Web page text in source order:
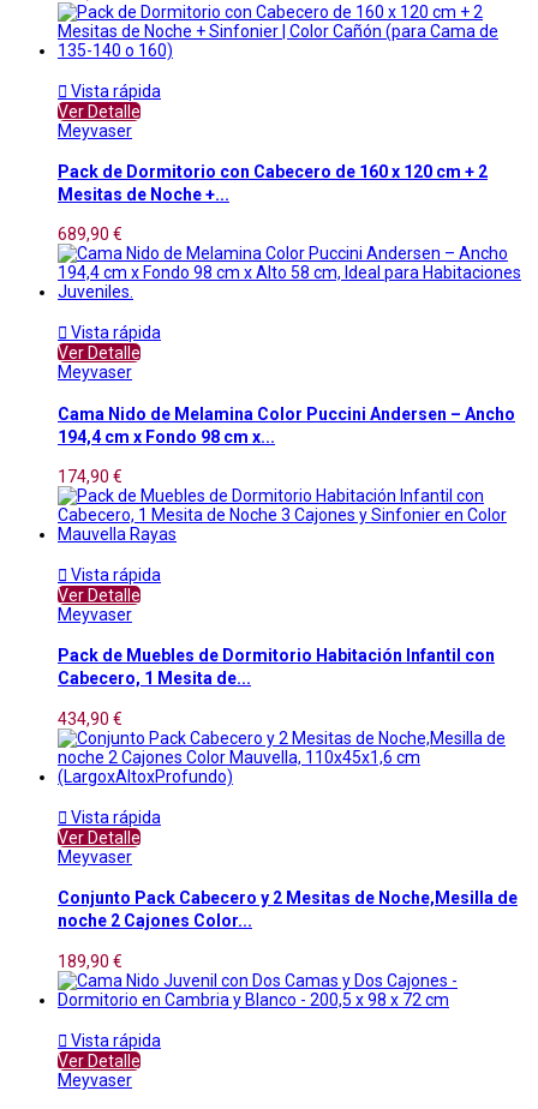
 Vista rápida
Ver Detalle
Meyvaser
Pack de Dormitorio con Cabecero de 160 x 120 cm + 2
Mesitas de Noche +...
689,90 €
 Vista rápida
Ver Detalle
Meyvaser
Cama Nido de Melamina Color Puccini Andersen – Ancho
194,4 cm x Fondo 98 cm x...
174,90 €
 Vista rápida
Ver Detalle
Meyvaser
Pack de Muebles de Dormitorio Habitación Infantil con
Cabecero, 1 Mesita de...
434,90 €
 Vista rápida
Ver Detalle
Meyvaser
Conjunto Pack Cabecero y 2 Mesitas de Noche,Mesilla de
noche 2 Cajones Color...
189,90 €
 Vista rápida
Ver Detalle
Meyvaser